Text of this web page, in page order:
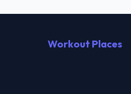
Workout Places